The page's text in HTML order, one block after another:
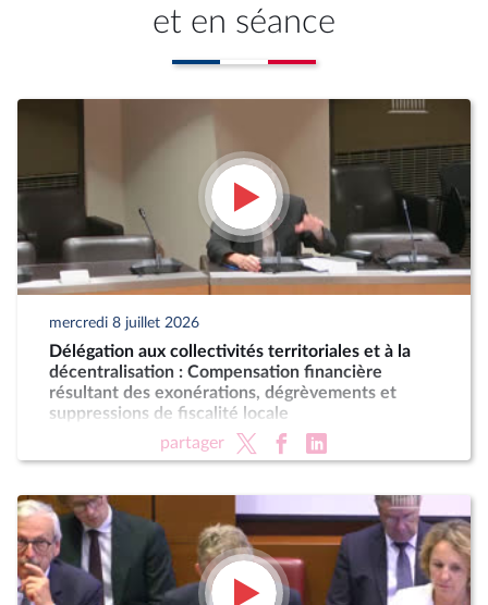
et en séance
mercredi 8 juillet 2026
Délégation aux collectivités territoriales et à la
décentralisation : Compensation financière
résultant des exonérations, dégrèvements et
suppressions de fiscalité locale
partager